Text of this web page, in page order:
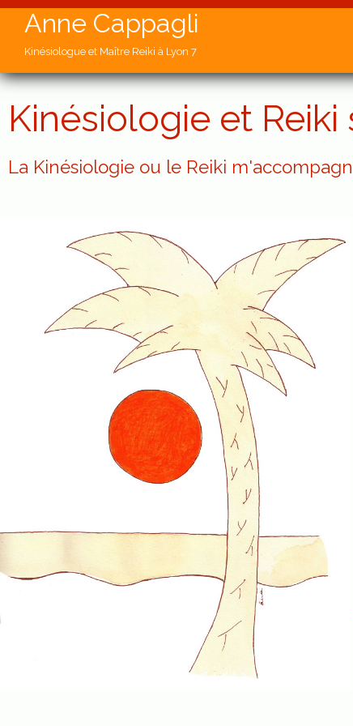
Anne Cappagli
Kinésiologue et Maître Reiki à Lyon 7
Kinésiologie et Reiki
La Kinésiologie ou le Reiki